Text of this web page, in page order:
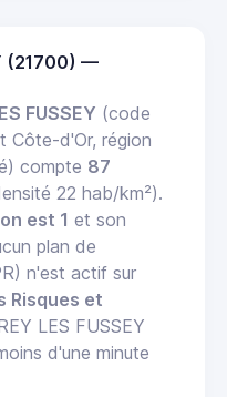
(21700) —
FUSSEY (code
Côte-d'Or, région
compte 87
22 hab/km²).
est 1 et son
plan de
n'est actif sur
Risques et
LES FUSSEY
d'une minute